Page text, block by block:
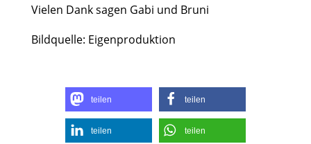
Vielen Dank sagen Gabi und Bruni
Bildquelle: Eigenproduktion
teilen teilen
teilen teilen